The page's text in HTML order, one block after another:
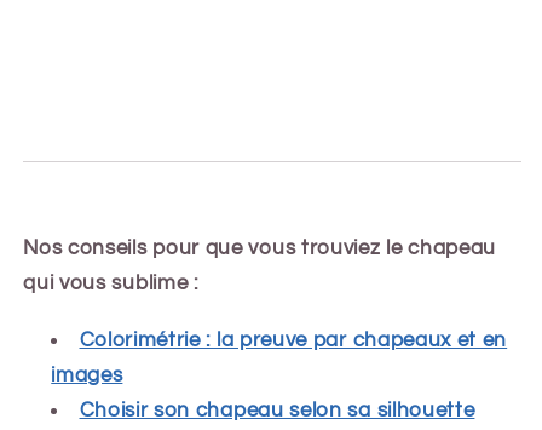
Nos conseils pour que vous trouviez le chapeau
qui vous sublime :
Colorimétrie : la preuve par chapeaux et en
images
Choisir son chapeau selon sa silhouette